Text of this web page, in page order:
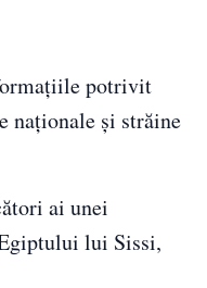
potrivit
naţionale şi străine
ai unei
lui Sissi,